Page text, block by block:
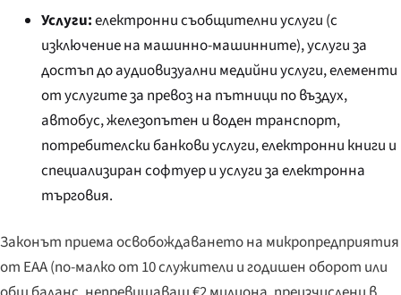
Услуги:електронни съобщителни услуги (с
изключение на машинно-машинните), услуги за
достъп до аудиовизуални медийни услуги, елементи
от услугите за превоз на пътници по въздух,
автобус, железопътен и воден транспорт,
потребителски банкови услуги, електронни книги и
специализиран софтуер и услуги за електронна
търговия.
Законът приема освобождаването на микропредприятия
от EAA (по-малко от 10 служители и годишен оборот или